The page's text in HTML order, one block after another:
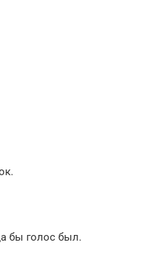
бы голос был.